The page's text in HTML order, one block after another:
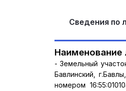
Сведения по
Наименование
- Земельный
Бавлинский,
номером